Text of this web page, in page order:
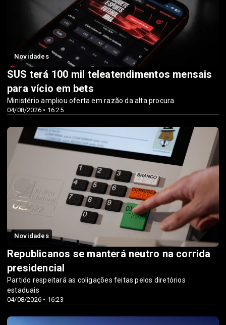
Novidades
04/08/2026 • 16:25
SUS terá 100 mil teleatendimentos mensais
para vício em bets
Ministério ampliou oferta em razão da alta procura
Novidades
04/08/2026 • 16:23
Republicanos se manterá neutro na corrida
presidencial
Partido respeitará as coligações feitas pelos diretórios
estaduais